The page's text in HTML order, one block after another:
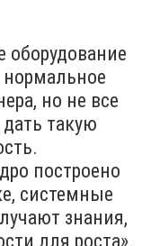
оборудование
но не все
такую
построено
системные
знания,
для роста».